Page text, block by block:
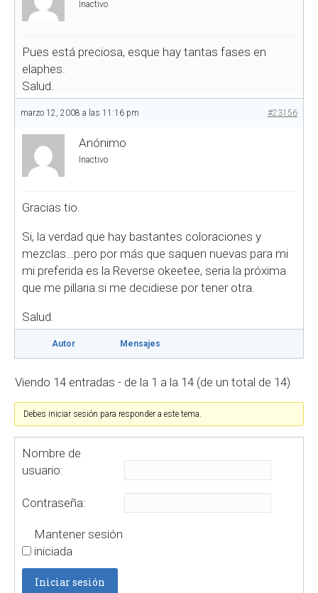
Inactivo
Pues está preciosa, esque hay tantas fases en
elaphes.
Salud.
marzo 12, 2008 a las 11:16 pm #23156
Anónimo
Inactivo
Gracias tio.
Si, la verdad que hay bastantes coloraciones y
mezclas…pero por más que saquen nuevas para mi
mi preferida es la Reverse okeetee, seria la próxima
que me pillaria si me decidiese por tener otra.
Salud.
Autor Mensajes
Viendo 14 entradas - de la 1 a la 14 (de un total de 14)
Debes iniciar sesión para responder a este tema.
Nombre de
usuario:
Contraseña:
Mantener sesión
iniciada
Iniciar sesión